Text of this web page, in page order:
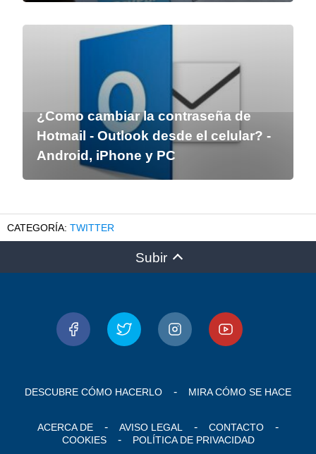
¿Como cambiar la contraseña de
Hotmail - Outlook desde el celular? -
Android, iPhone y PC
TWITTER
Subir
DESCUBRE CÓMO HACERLO MIRA CÓMO SE HACE
ACERCA DE AVISO LEGAL
CONTACTO
COOKIES
POLÍTICA DE PRIVACIDAD